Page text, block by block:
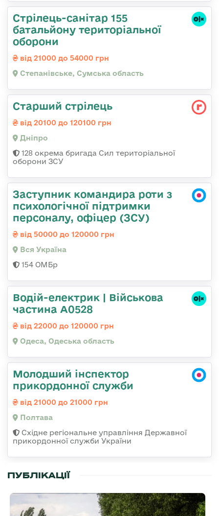
Стрілець-санітар 155
батальйону територіальної
оборони
від 21000 до 54000 грн
Степанівське, Сумська область
Старший стрілець
від 20100 до 120100 грн
Дніпро
128 окрема бригада Сил територіальної
оборони ЗСУ
Заступник командира роти з
психологічної підтримки
персоналу, офіцер (ЗСУ)
від 50000 до 120000 грн
Вся Україна
154 ОМБр
Водій-електрик | Військова
частина А0528
від 22000 до 120000 грн
Одеса, Одеська область
Молодший інспектор
прикордонної служби
від 21000 до 21000 грн
Полтава
Східне регіональне управління Державної
прикордонної служби України
ПУБЛІКАЦІЇ